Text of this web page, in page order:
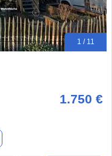
1 / 11
1.750 €